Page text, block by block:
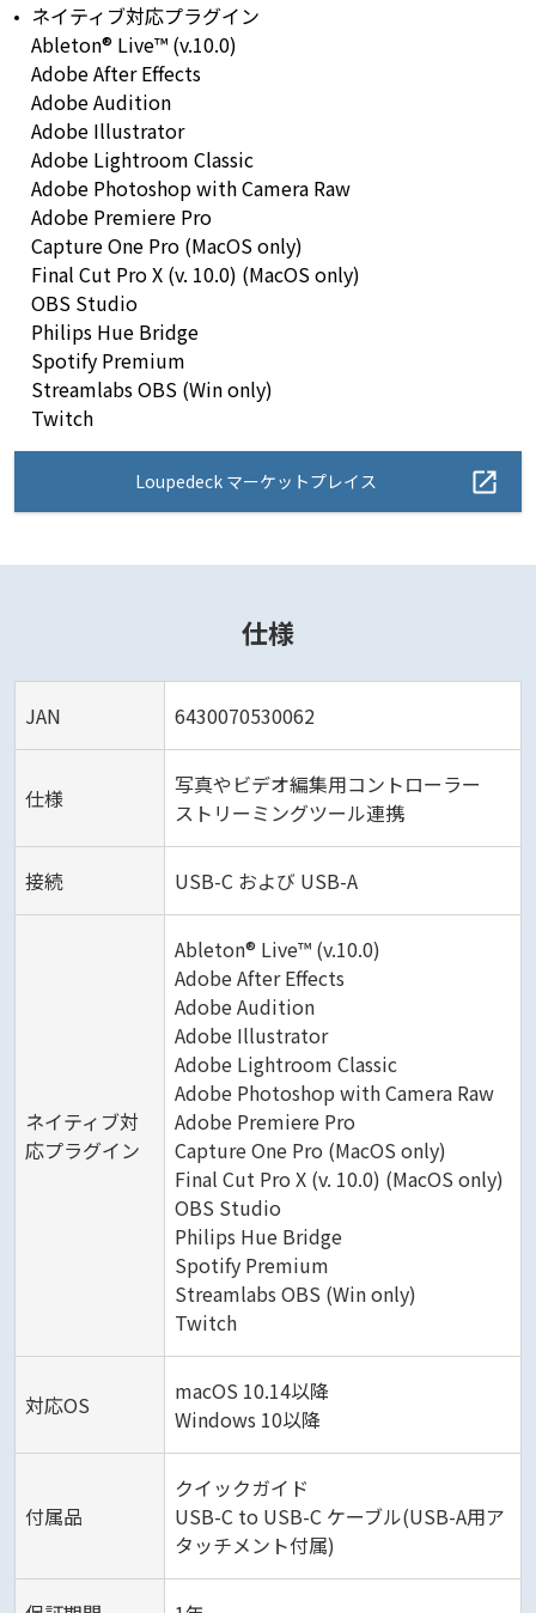
ネイティブ対応プラグイン
Ableton® Live™ (v.10.0)
Adobe After Effects
Adobe Audition
Adobe Illustrator
Adobe Lightroom Classic
Adobe Photoshop with Camera Raw
Adobe Premiere Pro
Capture One Pro (MacOS only)
Final Cut Pro X (v. 10.0) (MacOS only)
OBS Studio
Philips Hue Bridge
Spotify Premium
Streamlabs OBS (Win only)
Twitch
Loupedeck マーケットプレイス
仕様
JAN 6430070530062
仕様
写真やビデオ編集用コントローラー
ストリーミングツール連携
接続 USB-C および USB-A
ネイティブ対
応プラグイン
Ableton® Live™ (v.10.0)
Adobe After Effects
Adobe Audition
Adobe Illustrator
Adobe Lightroom Classic
Adobe Photoshop with Camera Raw
Adobe Premiere Pro
Capture One Pro (MacOS only)
Final Cut Pro X (v. 10.0) (MacOS only)
OBS Studio
Philips Hue Bridge
Spotify Premium
Streamlabs OBS (Win only)
Twitch
対応OS
macOS 10.14以降
Windows 10以降
付属品
クイックガイド
USB-C to USB-C ケーブル(USB-A用ア
タッチメント付属)